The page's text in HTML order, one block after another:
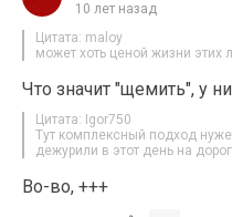
10 лет назад
Цитата: maloy
может хоть ценой жизни этих
Что значит "щемить", у
Цитата: Igor750
Тут комплексный подход
дежурили в этот день на
Во-во, +++